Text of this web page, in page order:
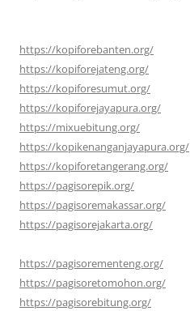
https://kopiforebanten.org/
https://kopiforejateng.org/
https://kopiforesumut.org/
https://kopiforejayapura.org/
https://mixuebitung.org/
https://kopikenanganjayapura.org/
https://kopiforetangerang.org/
https://pagisorepik.org/
https://pagisoremakassar.org/
https://pagisorejakarta.org/
https://pagisorementeng.org/
https://pagisoretomohon.org/
https://pagisorebitung.org/